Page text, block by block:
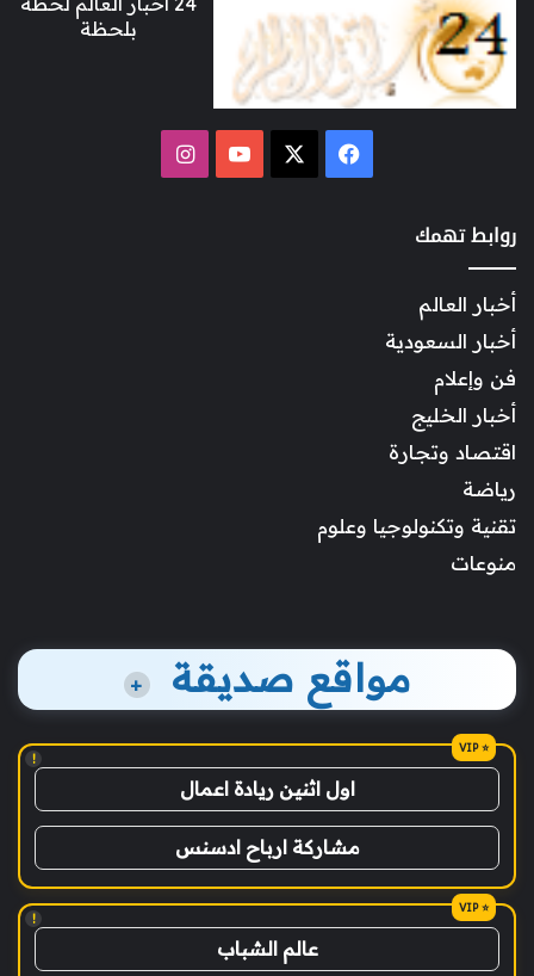
بلحظة
فيسبوك ‫YouTubeانستقرام
روابط تهمك
أخبار العالم
أخبار السعودية
فن وإعلام
أخبار الخليج
اقتصاد وتجارة
رياضة
تقنية وتكنولوجيا وعلوم
منوعات
مواقع صديقة +
!
اول اثنين ريادة اعمال
مشاركة ارباح ادسنس
!
عالم الشباب